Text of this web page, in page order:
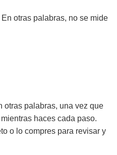
otras palabras, no se mide
otras palabras, una vez que
haces cada paso.
o lo compres para revisar y